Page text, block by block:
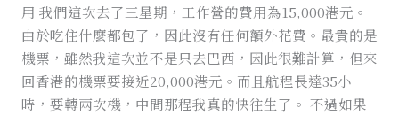
用 我們這次去了三星期，工作營的費用為15,000港元。
由於吃住什麼都包了，因此沒有任何額外花費。最貴的是
機票，雖然我這次並不是只去巴西，因此很難計算，但來
回香港的機票要接近20,000港元。而且航程長達35小
時，要轉兩次機，中間那程我真的快往生了。 不過如果